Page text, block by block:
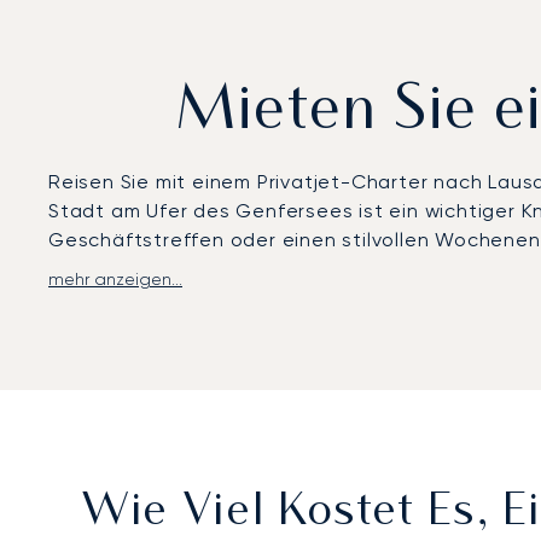
Mieten Sie
Reisen Sie mit einem Privatjet-Charter nach
Stadt am Ufer des Genfersees ist ein wichtiger
Geschäftstreffen oder einen stilvollen
Unser engagiertes Team arrangiert jedes Detail
mehr anzeigen...
Wie Viel Kostet Es,